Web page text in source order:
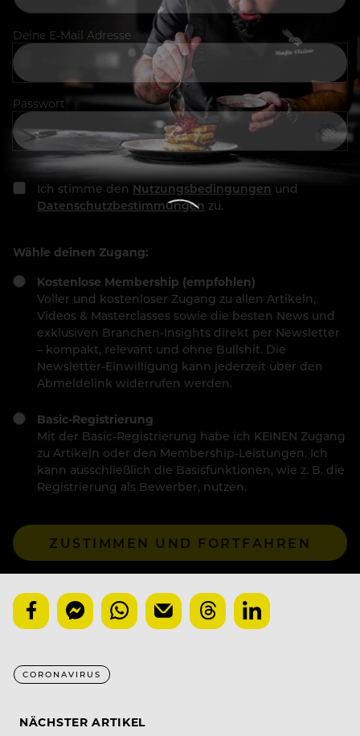
Deine E-Mail Adresse
Passwort
Ich stimme den Nutzungsbedingungen und
Datenschutzbestimmungen zu.
Wähle deinen Zugang:
Kostenlose Membership (empfohlen)
Voller und kostenloser Zugang zu allen Artikeln,
Videos & Masterclasses sowie die besten News und
exklusiven Branchen-Insights direkt per Newsletter
– kompakt, relevant und ohne Bullshit. Die
Newsletter-Einwilligung kann jederzeit über den
Abmeldelink widerrufen werden.
Basic-Registrierung
Mit der Basic-Registrierung habe ich KEINEN Zugang
zu Artikeln oder den Membership-Leistungen. Ich
kann ausschließlich die Basisfunktionen, wie z. B. die
Registrierung als Bewerber, nutzen.
ZUSTIMMEN UND FORTFAHREN
CORONAVIRUS
NÄCHSTER ARTIKEL